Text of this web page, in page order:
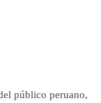
público peruano,